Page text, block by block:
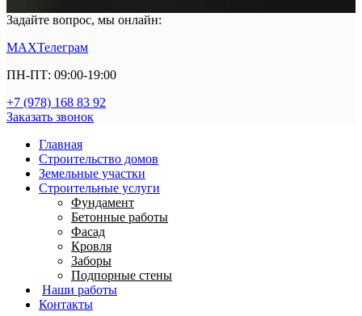
Задайте вопрос, мы онлайн:
MAXТелеграм
ПН-ПТ: 09:00-19:00
+7 (978) 168 83 92
Заказать звонок
Главная
Строительство домов
Земельные участки
Строительные услуги
Фундамент
Бетонные работы
Фасад
Кровля
Заборы
Подпорные стены
Наши работы
Контакты